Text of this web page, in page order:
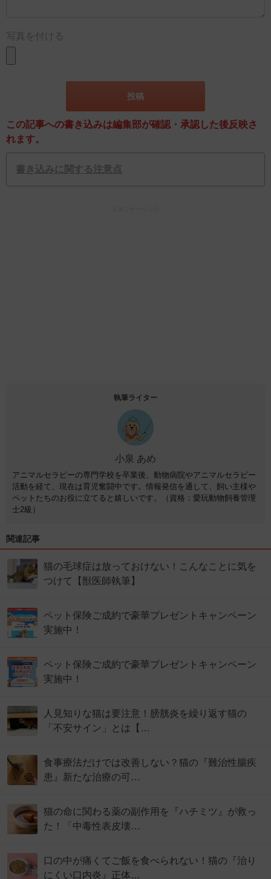
写真を付ける
この記事への書き込みは編集部が確認・承認した後反映さ
れます。
書き込みに関する注意点
執筆ライター
小泉 あめ
アニマルセラピーの専門学校を卒業後、動物病院やアニマルセラピー
活動を経て、現在は育児奮闘中です。情報発信を通して、飼い主様や
ペットたちのお役に立てると嬉しいです。（資格：愛玩動物飼養管理
士2級）
関連記事
猫の毛球症は放っておけない！こんなことに気を
つけて【獣医師執筆】
ペット保険ご成約で豪華プレゼントキャンペーン
実施中！
ペット保険ご成約で豪華プレゼントキャンペーン
実施中！
人見知りな猫は要注意！膀胱炎を繰り返す猫の
「不安サイン」とは【…
食事療法だけでは改善しない？猫の『難治性腸疾
患』新たな治療の可…
猫の命に関わる薬の副作用を『ハチミツ』が救っ
た！「中毒性表皮壊…
口の中が痛くてご飯を食べられない！猫の『治り
にくい口内炎』正体…